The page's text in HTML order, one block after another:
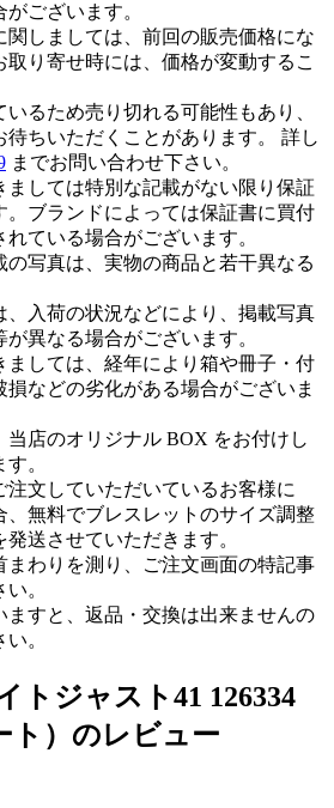
ございます。
関しましては、前回の販売価格にな
取り寄せ時には、価格が変動するこ
るため売り切れる可能性もあり、
待ちいただくことがあります。 詳し
までお問い合わせ下さい。
ましては特別な記載がない限り保証
。ブランドによっては保証書に買付
ている場合がございます。
の写真は、実物の商品と若干異なる
、入荷の状況などにより、掲載写真
異なる場合がございます。
ましては、経年により箱や冊子・付
損などの劣化がある場合がございま
当店のオリジナル BOX をお付けし
。
注文していただいているお客様に
、無料でブレスレットのサイズ調整
送させていただきます。
まわりを測り、ご注文画面の特記事
。
ますと、返品・交換は出来ませんの
。
トジャスト41 126334
ト）のレビュー